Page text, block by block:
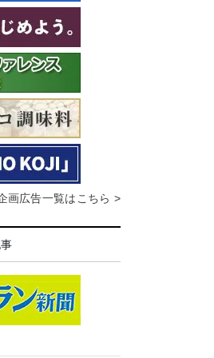
画広告一覧はこちら >